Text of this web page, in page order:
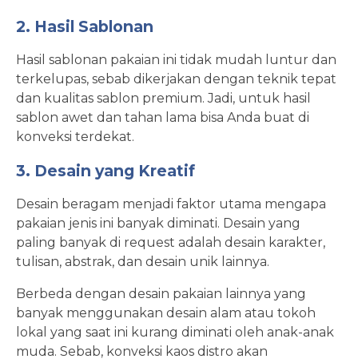
2. Hasil Sablonan
Hasil sablonan pakaian ini tidak mudah luntur dan
terkelupas, sebab dikerjakan dengan teknik tepat
dan kualitas sablon premium. Jadi, untuk hasil
sablon awet dan tahan lama bisa Anda buat di
konveksi terdekat.
3. Desain yang Kreatif
Desain beragam menjadi faktor utama mengapa
pakaian jenis ini banyak diminati. Desain yang
paling banyak di request adalah desain karakter,
tulisan, abstrak, dan desain unik lainnya.
Berbeda dengan desain pakaian lainnya yang
banyak menggunakan desain alam atau tokoh
lokal yang saat ini kurang diminati oleh anak-anak
muda. Sebab, konveksi kaos distro akan